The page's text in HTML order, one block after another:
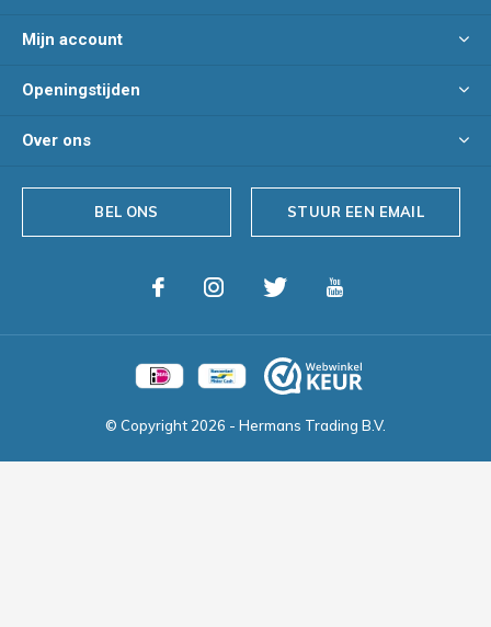
Mijn account
Openingstijden
Over ons
BEL ONS STUUR EEN EMAIL
© Copyright 2026 - Hermans Trading B.V.